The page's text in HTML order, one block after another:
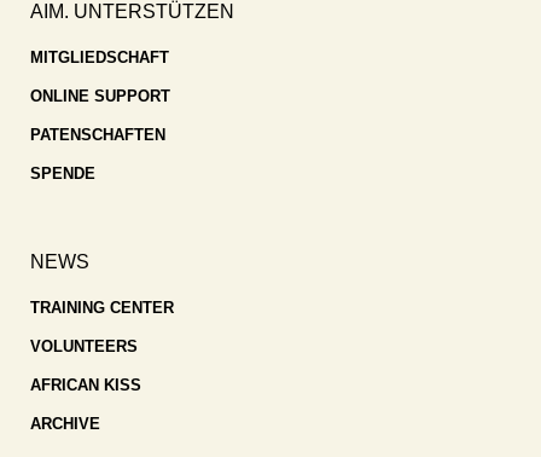
AIM. UNTERSTÜTZEN
MITGLIEDSCHAFT
ONLINE SUPPORT
PATENSCHAFTEN
SPENDE
NEWS
TRAINING CENTER
VOLUNTEERS
AFRICAN KISS
ARCHIVE